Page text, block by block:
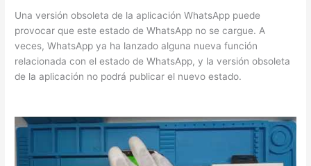
Una versión obsoleta de la aplicación WhatsApp puede
provocar que este estado de WhatsApp no se cargue. A
veces, WhatsApp ya ha lanzado alguna nueva función
relacionada con el estado de WhatsApp, y la versión obsoleta
de la aplicación no podrá publicar el nuevo estado.